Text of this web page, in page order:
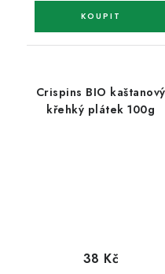
Crispins BIO kaštanový
křehký plátek 100g
38 Kč